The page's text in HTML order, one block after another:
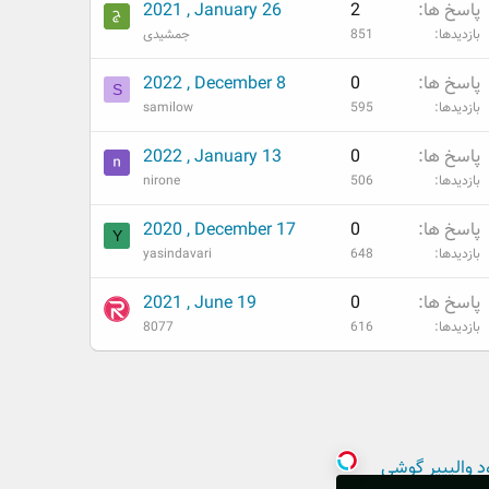
پاسخ ها 2
بازدیدها 851
2021 , January 26
جمشیدی
پاسخ ها 0
بازدیدها 595
2022 , December 8
samilow
S
پاسخ ها 0
بازدیدها 506
2022 , January 13
nirone
پاسخ ها 0
بازدیدها 648
2020 , December 17
yasindavari
Y
پاسخ ها 0
بازدیدها 616
2021 , June 19
8077
والپیپر گوشی